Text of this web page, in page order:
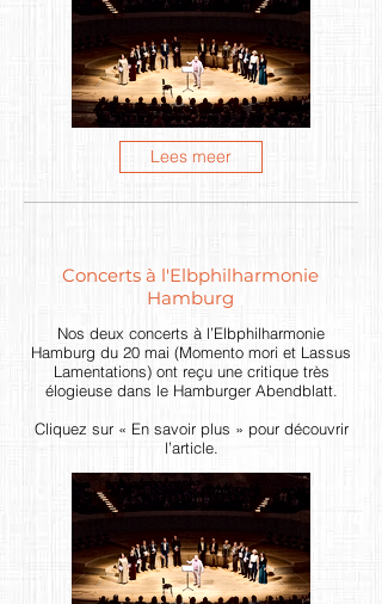
Lees meer
Concerts à l'Elbphilharmonie
Hamburg
Nos deux concerts à l’Elbphilharmonie
Hamburg du 20 mai (Momento mori et Lassus
Lamentations) ont reçu une critique très
élogieuse dans le Hamburger Abendblatt.
Cliquez sur « En savoir plus » pour découvrir
l’article.